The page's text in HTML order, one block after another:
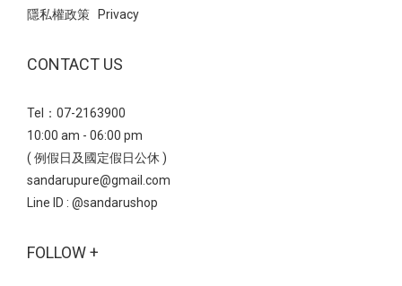
隱私權政策 Privacy
CONTACT US
Tel：07-2163900
10:00 am - 06:00 pm
( 例假日及國定假日公休 )
sandarupure@gmail.com
Line ID : @sandarushop
FOLLOW +